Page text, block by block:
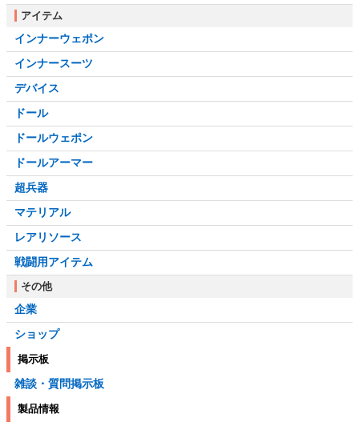
アイテム
インナーウェポン
インナースーツ
デバイス
ドール
ドールウェポン
ドールアーマー
超兵器
マテリアル
レアリソース
戦闘用アイテム
その他
企業
ショップ
掲示板
雑談・質問掲示板
製品情報